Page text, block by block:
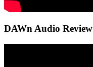
DAWn Audio Review